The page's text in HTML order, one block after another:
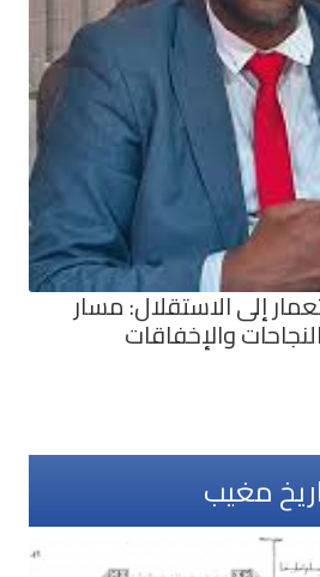
إلى الاستقلال: مسار
والإخفاقات
مغيب